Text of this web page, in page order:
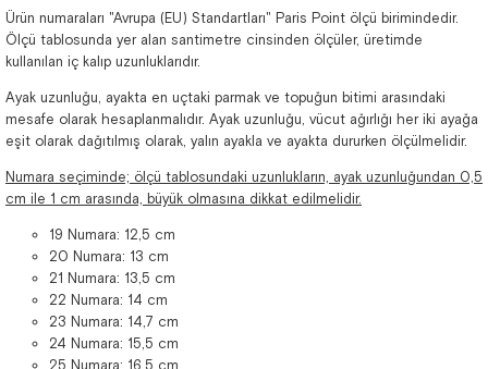
Ürün numaraları "Avrupa (EU) Standartları" Paris Point ölçü birimindedir.
Ölçü tablosunda yer alan santimetre cinsinden ölçüler, üretimde
kullanılan iç kalıp uzunluklarıdır.
Ayak uzunluğu, ayakta en uçtaki parmak ve topuğun bitimi arasındaki
mesafe olarak hesaplanmalıdır. Ayak uzunluğu, vücut ağırlığı her iki ayağa
eşit olarak dağıtılmış olarak, yalın ayakla ve ayakta dururken ölçülmelidir.
Numara seçiminde; ölçü tablosundaki uzunlukların, ayak uzunluğundan 0,5
cm ile 1 cm arasında, büyük olmasına dikkat edilmelidir.
19 Numara: 12,5 cm
20 Numara: 13 cm
21 Numara: 13,5 cm
22 Numara: 14 cm
23 Numara: 14,7 cm
24 Numara: 15,5 cm
25 Numara: 16,5 cm